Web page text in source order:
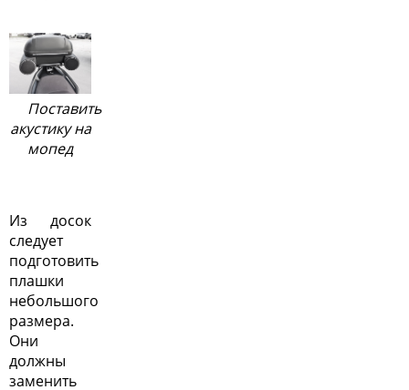
Поставить
акустику на
мопед
Из досок
следует
подготовить
плашки
небольшого
размера.
Они
должны
заменить